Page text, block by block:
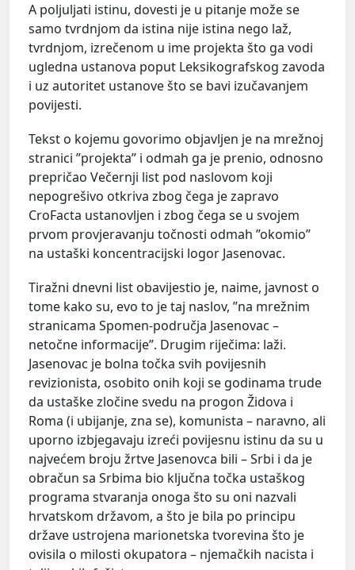
A poljuljati istinu, dovesti je u pitanje može se
samo tvrdnjom da istina nije istina nego laž,
tvrdnjom, izrečenom u ime projekta što ga vodi
ugledna ustanova poput Leksikografskog zavoda
i uz autoritet ustanove što se bavi izučavanjem
povijesti.
Tekst o kojemu govorimo objavljen je na mrežnoj
stranici ”projekta” i odmah ga je prenio, odnosno
prepričao Večernji list pod naslovom koji
nepogrešivo otkriva zbog čega je zapravo
CroFacta ustanovljen i zbog čega se u svojem
prvom provjeravanju točnosti odmah ”okomio”
na ustaški koncentracijski logor Jasenovac.
Tiražni dnevni list obavijestio je, naime, javnost o
tome kako su, evo to je taj naslov, ”na mrežnim
stranicama Spomen-područja Jasenovac –
netočne informacije”. Drugim riječima: laži.
Jasenovac je bolna točka svih povijesnih
revizionista, osobito onih koji se godinama trude
da ustaške zločine svedu na progon Židova i
Roma (i ubijanje, zna se), komunista – naravno, ali
uporno izbjegavaju izreći povijesnu istinu da su u
najvećem broju žrtve Jasenovca bili – Srbi i da je
obračun sa Srbima bio ključna točka ustaškog
programa stvaranja onoga što su oni nazvali
hrvatskom državom, a što je bila po principu
države ustrojena marionetska tvorevina što je
ovisila o milosti okupatora – njemačkih nacista i